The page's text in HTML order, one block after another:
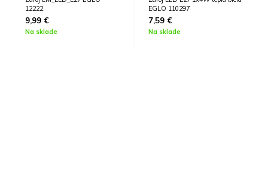
EGLO 110297
7,59 €
Na sklade
3,59 €
Na sklade